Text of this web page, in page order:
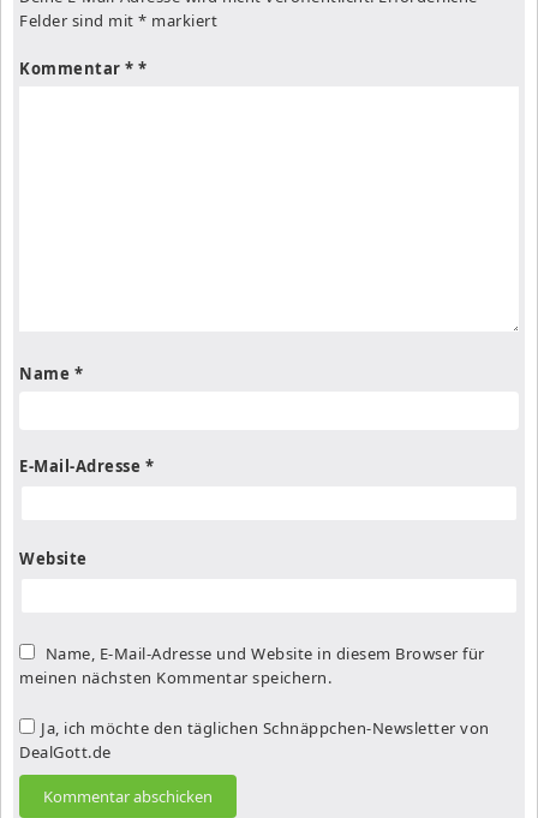
Felder sind mit * markiert
Kommentar *
Name *
E-Mail-Adresse *
Website
Name, E-Mail-Adresse und Website in diesem Browser für
meinen nächsten Kommentar speichern.
Ja, ich möchte den täglichen Schnäppchen-Newsletter von
DealGott.de